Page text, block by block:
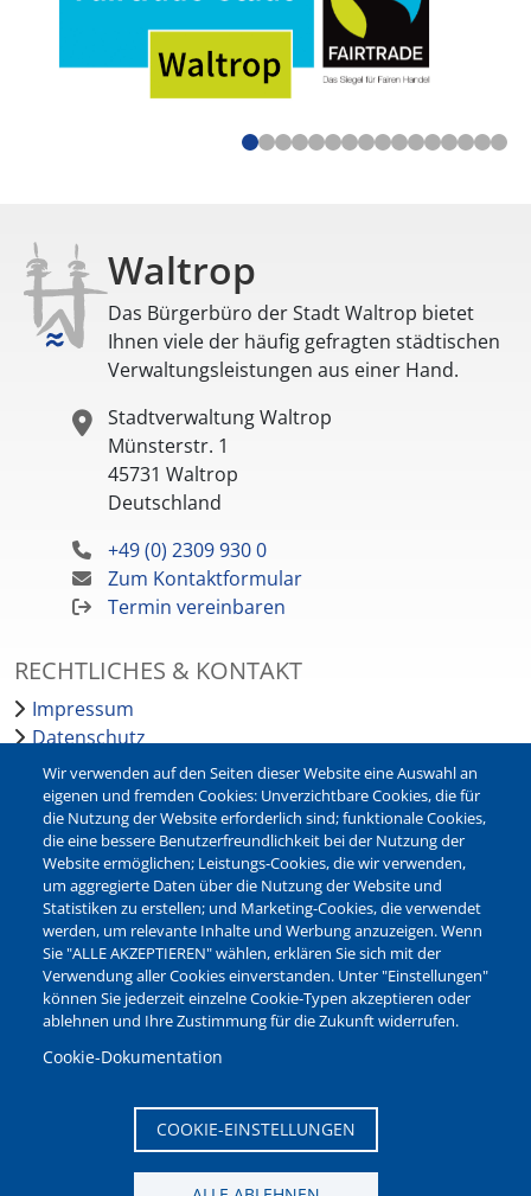
Waltrop
Das Bürgerbüro der Stadt Waltrop bietet
Ihnen viele der häufig gefragten städtischen
Verwaltungsleistungen aus einer Hand.
Stadtverwaltung Waltrop
Münsterstr. 1
45731 Waltrop
Deutschland
+49 (0) 2309 930 0
Zum Kontaktformular
Termin vereinbaren
RECHTLICHES & KONTAKT
Impressum
Datenschutz
Barrierefreiheit
Leichte Sprache
Bankverbindungen
Pressestelle
Kontakt
NEWSLETTER
Jetzt die verschiedenen Newsletter der Stadt Waltrop
abonnieren:
Newsletter verwalten
Wir verwenden auf den Seiten dieser Website eine Auswahl an
eigenen und fremden Cookies: Unverzichtbare Cookies, die für
die Nutzung der Website erforderlich sind; funktionale Cookies,
die eine bessere Benutzerfreundlichkeit bei der Nutzung der
Website ermöglichen; Leistungs-Cookies, die wir verwenden,
um aggregierte Daten über die Nutzung der Website und
Statistiken zu erstellen; und Marketing-Cookies, die verwendet
werden, um relevante Inhalte und Werbung anzuzeigen. Wenn
Sie "ALLE AKZEPTIEREN" wählen, erklären Sie sich mit der
Verwendung aller Cookies einverstanden. Unter "Einstellungen"
können Sie jederzeit einzelne Cookie-Typen akzeptieren oder
ablehnen und Ihre Zustimmung für die Zukunft widerrufen.
Cookie-Dokumentation
COOKIE-EINSTELLUNGEN